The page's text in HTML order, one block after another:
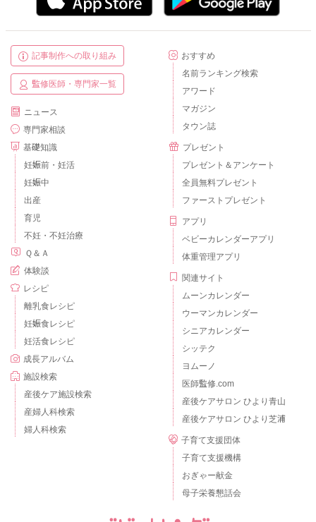
記事制作への取り組み
監修医師・専門家一覧
ニュース
専門家相談
基礎知識
妊娠前・妊活
妊娠中
出産
育児
不妊・不妊治療
Ｑ＆Ａ
体験談
レシピ
離乳食レシピ
妊娠食レシピ
妊活食レシピ
成長アルバム
施設検索
産後ケア施設検索
産婦人科検索
婦人科検索
おすすめ
名前ランキング検索
アワード
マガジン
タウン誌
プレゼント
プレゼント＆アンケート
全員無料プレゼント
ファーストプレゼント
アプリ
ベビーカレンダーアプリ
体重管理アプリ
関連サイト
ムーンカレンダー
ウーマンカレンダー
シニアカレンダー
シッテク
ヨムーノ
医師監修.com
産後ケアサロン ひより青山
産後ケアサロン ひより芝浦
子育て支援団体
子育て支援機構
おぎゃー献金
母子栄養懇話会